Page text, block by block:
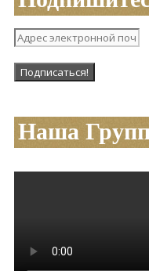
Наша